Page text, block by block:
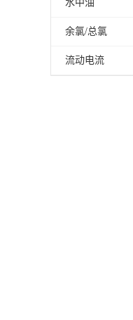
水中油
余氯/总氯
流动电流